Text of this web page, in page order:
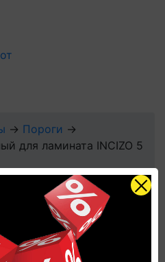
→ Пороги →
для ламината INCIZO 5
для